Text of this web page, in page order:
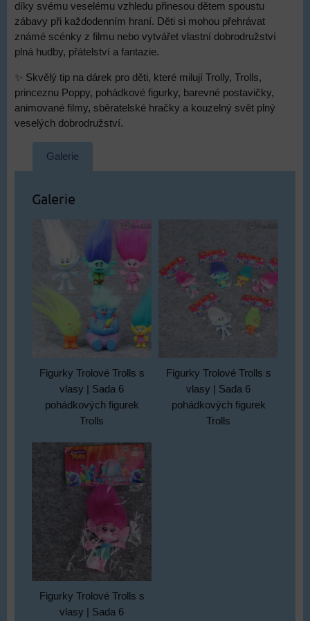
díky svému veselému vzhledu přinesou dětem spoustu
zábavy při každodenním hraní. Děti si mohou přehrávat
známé scénky z filmu nebo vytvářet vlastní dobrodružství
plná hudby, přátelství a fantazie.
✨ Skvělý tip na dárek pro děti, které milují Trolly, Trolls,
princeznu Poppy, pohádkové figurky, barevné postavičky,
animované filmy, sběratelské hračky a kouzelný svět plný
veselých dobrodružství.
Galerie
Galerie
Figurky Trolové Trolls s
vlasy | Sada 6
pohádkových figurek
Trolls
Figurky Trolové Trolls s
vlasy | Sada 6
pohádkových figurek
Trolls
Figurky Trolové Trolls s
vlasy | Sada 6